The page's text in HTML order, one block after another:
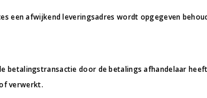
een afwijkend leveringsadres wordt opgegeven
betalingstransactie door de betalings afhandelaar heeft
verwerkt.